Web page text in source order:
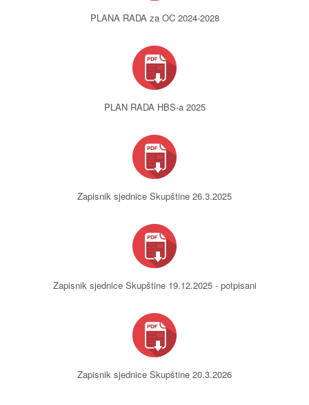
PLANA RADA za OC 2024-2028
PLAN RADA HBS-a 2025
Zapisnik sjednice Skupštine 26.3.2025
Zapisnik sjednice Skupštine 19.12.2025 - potpisani
Zapisnik sjednice Skupštine 20.3.2026